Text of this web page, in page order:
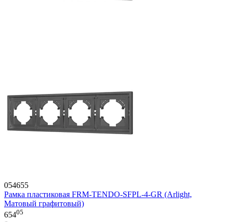
054655
Рамка пластиковая FRM-TENDO-SFPL-4-GR (Arlight,
Матовый графитовый)
65405